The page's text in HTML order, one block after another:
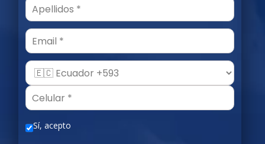
Email
Sí, acepto